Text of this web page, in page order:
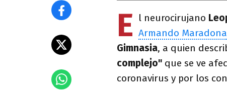
E l neurocirujano
Armando Maradona
Gimnasia, a quien
complejo" que se ve
coronavirus y por los